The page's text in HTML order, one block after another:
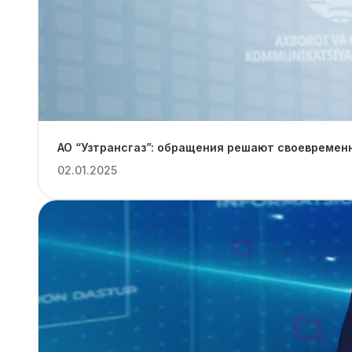
АО “Узтрансгаз”: обращения решают
02.01.2025